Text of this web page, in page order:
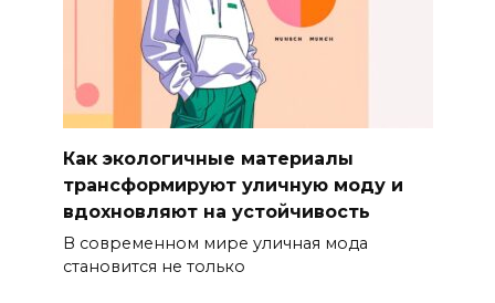
Как экологичные материалы
трансформируют уличную моду и
вдохновляют на устойчивость
В современном мире уличная мода
становится не только